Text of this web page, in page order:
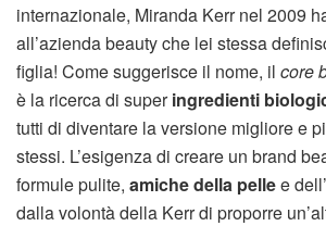
internazionale, Miranda Kerr nel 2009
all’azienda beauty che lei stessa
figlia! Come suggerisce il nome, il core
è la ricerca di superingredienti
tutti di diventare la versione migliore e
stessi. L’esigenza di creare un brand
formule pulite, amiche della pellee
dalla volontà della Kerr di proporre